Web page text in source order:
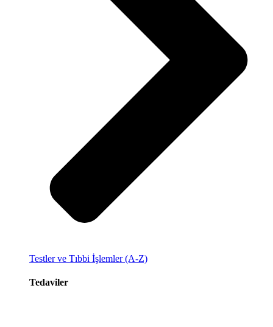
Testler ve Tıbbi İşlemler (A-Z)
Tedaviler